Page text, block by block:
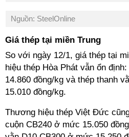
Nguồn: SteelOnline
Giá thép tại miền Trung
So với ngày 12/1, giá thép tại
hiệu thép Hòa Phát vẫn ổn
14.860 đồng/kg và thép thanh
15.010 đồng/kg.
Thương hiệu thép Việt Đức
cuộn CB240 ở mức 15.050